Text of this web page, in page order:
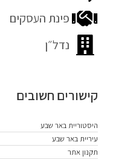
פינת העסקים
נדל״ן
קישורים חשובים
היסטוריית באר שבע
עיריית באר שבע
תקנון אתר